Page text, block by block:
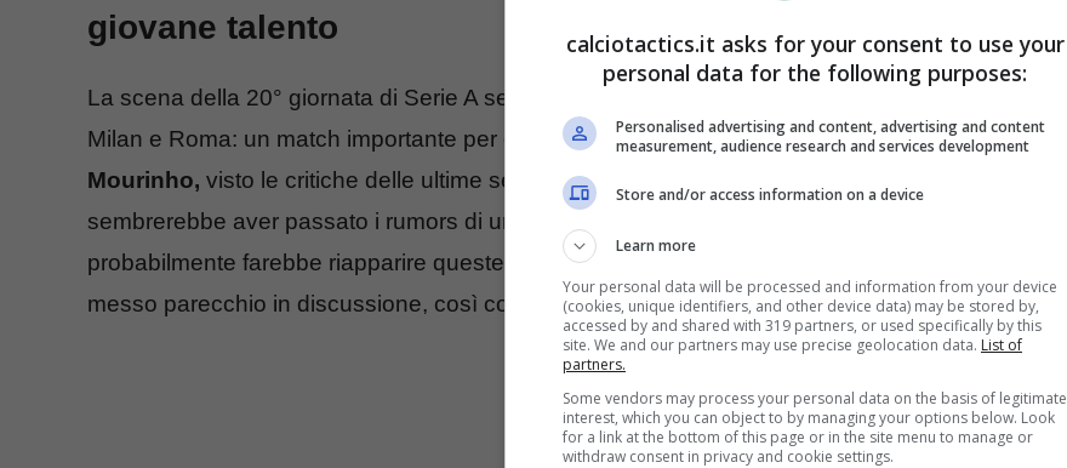
giovane talento
La scena della 20° giornata di Serie A se la prende dunque
Milan e Roma: un match importante per entrambi gli allenatori,Stefano Pioli e Josè
Mourinho, visto le critiche delle ultime settimane nei loro confronti. L’allenatore rossonero
sembrerebbe aver passato i rumors di un possibile esonero, ma un brutto risultato
probabilmente farebbe riapparire queste voci; il portoghese, invece, nelle ultime ore è stato
messo parecchio in discussione, così come tutta la squadra giallorossa.
calciotactics.it asks for your consent to use your
personal data for the following purposes:
Personalised advertising and content, advertising and content
measurement, audience research and services development
Store and/or access information on a device
Learn more
Your personal data will be processed and information from your device
(cookies, unique identifiers, and other device data) may be stored by,
accessed by and shared with 319 partners, or used specifically by this
site. We and our partners may use precise geolocation data. List of
partners.
Some vendors may process your personal data on the basis of legitimate
interest, which you can object to by managing your options below. Look
for a link at the bottom of this page or in the site menu to manage or
withdraw consent in privacy and cookie settings.